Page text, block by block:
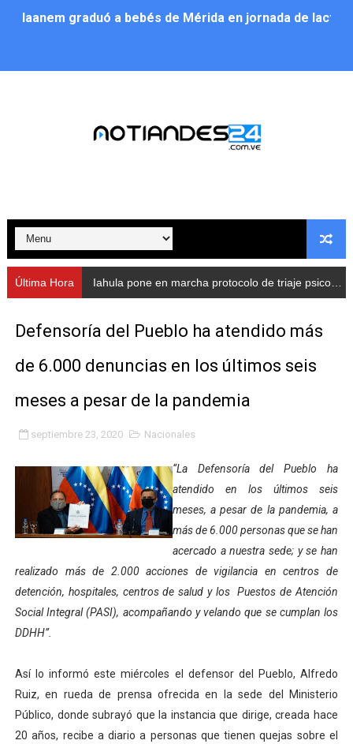
Iaanem graduó a bebés de Mérida en jornada de
Alcalde Nelson Álvarez llevó jornada recreativa a la
Nevado Gas optimiza servicio residencial en la
Balance semestral impulsa inclusión y atención a
Plan Vacacional Comunitario “Ríe 2026” recorre las
Alcaldía del Municipio Libertador realizó una jornada
Fundacite Mérida dicta taller gratuito de electrónica
INN-Mérida celebró el Lacto grado para promover el
Impulsan plan estratégico de seguridad ciudadana
Mérida impulsa desarrollo económico con taller de
Fomficc consolida alianzas e impulsa la economía
Niños de Estudiantes de Mérida sembraron 110
Corposalud y Secretaría Social fortalecen la atención
Inicia el plan vacacional Venezuela Renace en el
Expertos inspeccionan espacios del OAN para la
Dictan MasterClass en el marco del Encuentro LAGO
Última Hora Iahula pone en marcha protocolo de triaje psicosocial para atender a rescatistas
Defensoría del Pueblo ha atendido más
de 6.000 denuncias en los últimos seis
meses a pesar de la pandemia
septiembre 23, 2020 Nacionales
“La Defensoría del Pueblo ha
atendido en los últimos seis
meses, a pesar de la pandemia, a
más de 6.000 personas que se han
acercado a nuestra sede; y se han
realizado más de 2.000 acciones de vigilancia en centros de
detención, hospitales, centros de salud y los Puestos de Atención
Social Integral (PASI), acompañando y velando que se cumplan los
DDHH”.
Así lo informó este miércoles el defensor del Pueblo, Alfredo
Ruiz, en rueda de prensa ofrecida en la sede del Ministerio
Público, donde subrayó que la instancia que dirige, creada hace
20 años, recibe a diario a personas que tienen quejas sobre el